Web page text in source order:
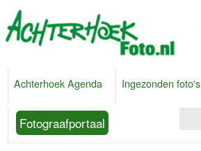
Achterhoek Agenda Ingezonden foto's
Fotograafportaal